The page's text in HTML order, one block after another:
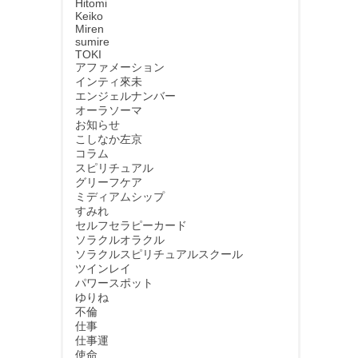
Hitomi
Keiko
Miren
sumire
TOKI
アファメーション
インティ來未
エンジェルナンバー
オーラソーマ
お知らせ
こしなか左京
コラム
スピリチュアル
グリーフケア
ミディアムシップ
すみれ
セルフセラピーカード
ソラクルオラクル
ソラクルスピリチュアルスクール
ツインレイ
パワースポット
ゆりね
不倫
仕事
仕事運
使命